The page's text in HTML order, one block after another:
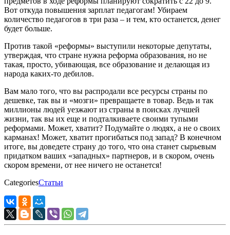
Вот откуда повышения зарплат педагогам! Убираем
количество педагогов в три раза – и тем, кто останется, денег
будет больше.
Против такой «реформы» выступили некоторые депутаты,
утверждая, что стране нужна реформа образования, но не
такая, просто, убивающая, все образование и делающая из
народа каких-то дебилов.
Вам мало того, что вы распродали все ресурсы страны по
дешевке, так вы и «мозги» превращаете в товар. Ведь и так
миллионы людей уезжают из страны в поисках лучшей
жизни, так вы их еще и подталкиваете своими тупыми
реформами. Может, хватит? Подумайте о людях, а не о своих
карманах! Может, хватит прогибаться под запад? В конечном
итоге, вы доведете страну до того, что она станет сырьевым
придатком ваших «западных» партнеров, и в скором, очень
скором времени, от нее ничего не останется!
CategoriesСтатьи